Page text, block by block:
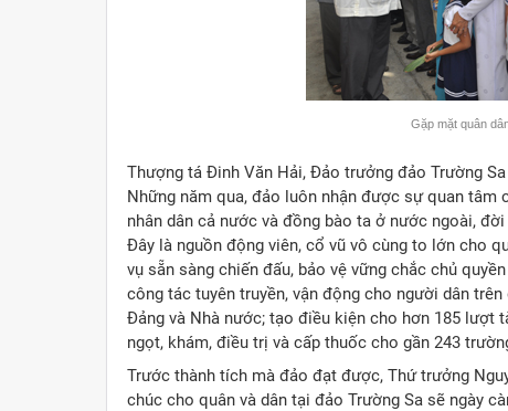
Gặp mặt quân
Thượng tá Đinh Văn Hải, Đảo trưởng đảo Trường
Những năm qua, đảo luôn nhận được sự quan tâm
nhân dân cả nước và đồng bào ta ở nước ngoài,
Đây là nguồn động viên, cổ vũ vô cùng to lớn cho
vụ sẵn sàng chiến đấu, bảo vệ vững chắc chủ
công tác tuyên truyền, vận động cho người dân
Đảng và Nhà nước; tạo điều kiện cho hơn 185 lượt
ngọt, khám, điều trị và cấp thuốc cho gần 243
Trước thành tích mà đảo đạt được, Thứ trưởng
chúc cho quân và dân tại đảo Trường Sa sẽ ngày